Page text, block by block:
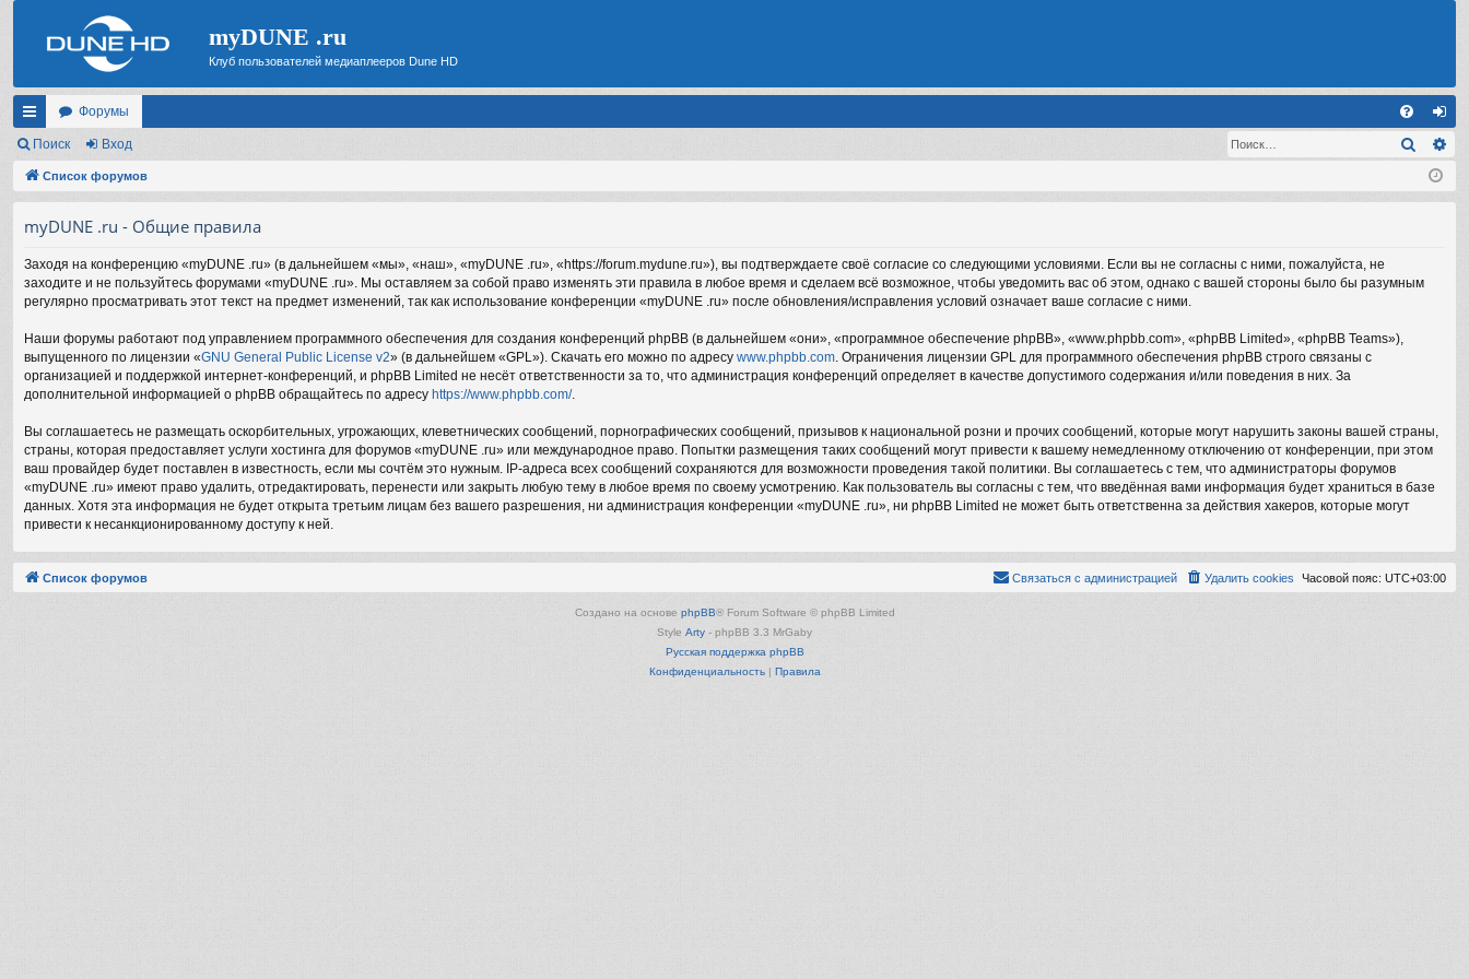
myDUNE .ru
Клуб пользователей медиаплееров Dune HD
с
ы
Форумы
FA хо
д
Поиск Вход Поиск
Список форумов
myDUNE .ru - Общие правила
Заходя на конференцию «myDUNE .ru» (в дальнейшем «мы», «наш», «myDUNE .ru», «https://forum.mydune.ru»), вы подтверждаете своё согласие со следующими условиями. Если вы не согласны с ними, пожалуйста, не
заходите и не пользуйтесь форумами «myDUNE .ru». Мы оставляем за собой право изменять эти правила в любое время и сделаем всё возможное, чтобы уведомить вас об этом, однако с вашей стороны было бы разумным
регулярно просматривать этот текст на предмет изменений, так как использование конференции «myDUNE .ru» после обновления/исправления условий означает ваше согласие с ними.
Наши форумы работают под управлением программного обеспечения для создания конференций phpBB (в дальнейшем «они», «программное обеспечение phpBB», «www.phpbb.com», «phpBB Limited», «phpBB Teams»),
выпущенного по лицензии «GNU General Public License v2» (в дальнейшем «GPL»). Скачать его можно по адресу www.phpbb.com. Ограничения лицензии GPL для программного обеспечения phpBB строго связаны с
организацией и поддержкой интернет-конференций, и phpBB Limited не несёт ответственности за то, что администрация конференций определяет в качестве допустимого содержания и/или поведения в них. За
дополнительной информацией о phpBB обращайтесь по адресу https://www.phpbb.com/.
Вы соглашаетесь не размещать оскорбительных, угрожающих, клеветнических сообщений, порнографических сообщений, призывов к национальной розни и прочих сообщений, которые могут нарушить законы вашей страны,
страны, которая предоставляет услуги хостинга для форумов «myDUNE .ru» или международное право. Попытки размещения таких сообщений могут привести к вашему немедленному отключению от конференции, при этом
ваш провайдер будет поставлен в известность, если мы сочтём это нужным. IP-адреса всех сообщений сохраняются для возможности проведения такой политики. Вы соглашаетесь с тем, что администраторы форумов
«myDUNE .ru» имеют право удалить, отредактировать, перенести или закрыть любую тему в любое время по своему усмотрению. Как пользователь вы согласны с тем, что введённая вами информация будет храниться в базе
данных. Хотя эта информация не будет открыта третьим лицам без вашего разрешения, ни администрация конференции «myDUNE .ru», ни phpBB Limited не может быть ответственна за действия хакеров, которые могут
привести к несанкционированному доступу к ней.
Список форумов Часовой пояс: UTC+03:00
Удалить cookies
Связаться с администрацией
Создано на основе phpBB® Forum Software © phpBB Limited
Style Arty - phpBB 3.3 MrGaby
Русская поддержка phpBB
Конфиденциальность| Правила